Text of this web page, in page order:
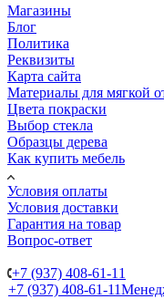
Магазины
Блог
Политика
Реквизиты
Карта сайта
Материалы для мягкой
Цвета покраски
Выбор стекла
Образцы дерева
Как купить мебель
Условия оплаты
Условия доставки
Гарантия на товар
Вопрос-ответ
+7 (937) 408-61-11
+7 (937) 408-61-11